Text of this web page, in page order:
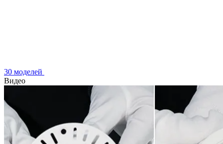
30 моделей
Видео